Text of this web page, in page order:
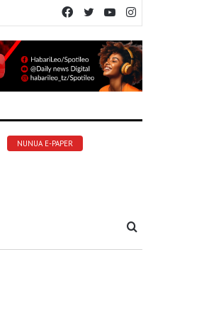
YouTube
Twitter
Facebook
NUNUA E-PAPER
Tafuta